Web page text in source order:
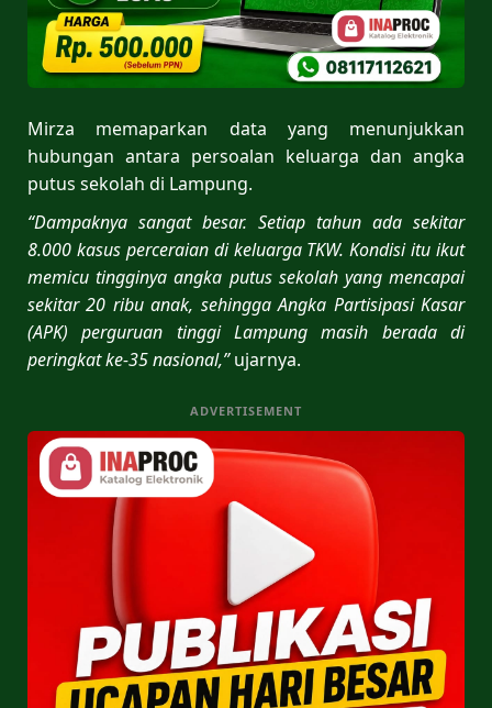
Mirza memaparkan data yang menunjukkan
hubungan antara persoalan keluarga dan angka
putus sekolah di Lampung.
“Dampaknya sangat besar. Setiap tahun ada sekitar
8.000 kasus perceraian di keluarga TKW. Kondisi itu ikut
memicu tingginya angka putus sekolah yang mencapai
sekitar 20 ribu anak, sehingga Angka Partisipasi Kasar
(APK) perguruan tinggi Lampung masih berada di
peringkat ke-35 nasional,”ujarnya.
ADVERTISEMENT